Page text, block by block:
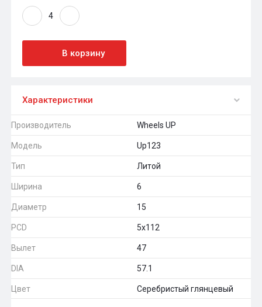
В корзину
Характеристики
Производитель Wheels UP
Модель Up123
Тип Литой
Ширина 6
Диаметр 15
PCD 5x112
Вылет 47
DIA 57.1
Цвет Серебристый глянцевый